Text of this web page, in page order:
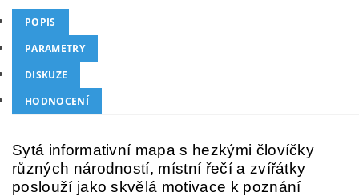
POPIS
PARAMETRY
DISKUZE
HODNOCENÍ
Sytá informativní mapa s hezkými človíčky
různých národností, místní řečí a zvířátky
poslouží jako skvělá motivace k poznání